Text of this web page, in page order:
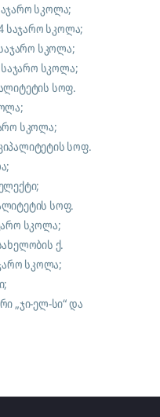
სკოლა;
საჯარო სკოლა;
სკოლა;
საჯარო სკოლა;
სოფ.
სკოლა;
სოფ.
სოფ.
სკოლა;
ქ.
სკოლა;
„ჯი-ელ-სი“ და